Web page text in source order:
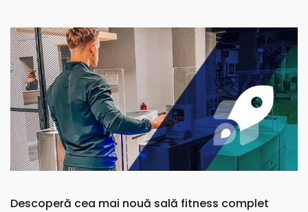
Descoperă cea mai nouă sală fitness complet